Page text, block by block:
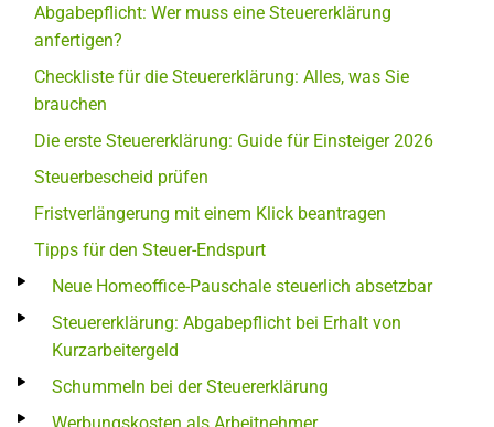
Abgabepflicht: Wer muss eine Steuererklärung
anfertigen?
Checkliste für die Steuererklärung: Alles, was Sie
brauchen
Die erste Steuererklärung: Guide für Einsteiger 2026
Steuerbescheid prüfen
Fristverlängerung mit einem Klick beantragen
Tipps für den Steuer-Endspurt
Neue Homeoffice-Pauschale steuerlich absetzbar
Steuererklärung: Abgabepflicht bei Erhalt von
Kurzarbeitergeld
Schummeln bei der Steuererklärung
Werbungskosten als Arbeitnehmer